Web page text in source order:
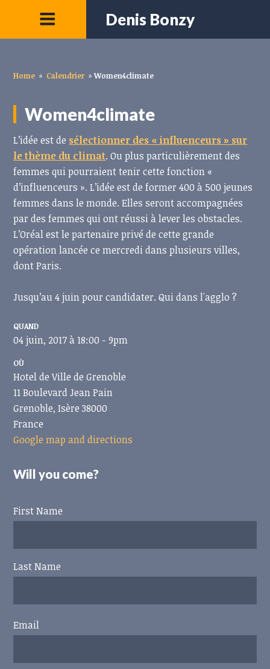
Denis Bonzy
Home » Calendrier » Women4climate
Women4climate
L’idée est de sélectionner des « influenceurs » sur
le thème du climat. Ou plus particulièrement des
femmes qui pourraient tenir cette fonction «
d’influenceurs ». L’idée est de former 400 à 500 jeunes
femmes dans le monde. Elles seront accompagnées
par des femmes qui ont réussi à lever les obstacles.
L’Oréal est le partenaire privé de cette grande
opération lancée ce mercredi dans plusieurs villes,
dont Paris.
Jusqu’au 4 juin pour candidater. Qui dans l'agglo ?
QUAND
04 juin, 2017 à 18:00 - 9pm
OÙ
Hotel de Ville de Grenoble
11 Boulevard Jean Pain
Grenoble, Isère 38000
France
Google map and directions
Will you come?
First Name
Last Name
Email